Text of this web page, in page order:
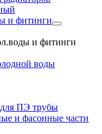
и фитинги
и фитинги
воды
для ПЭ трубы
и фасонные части